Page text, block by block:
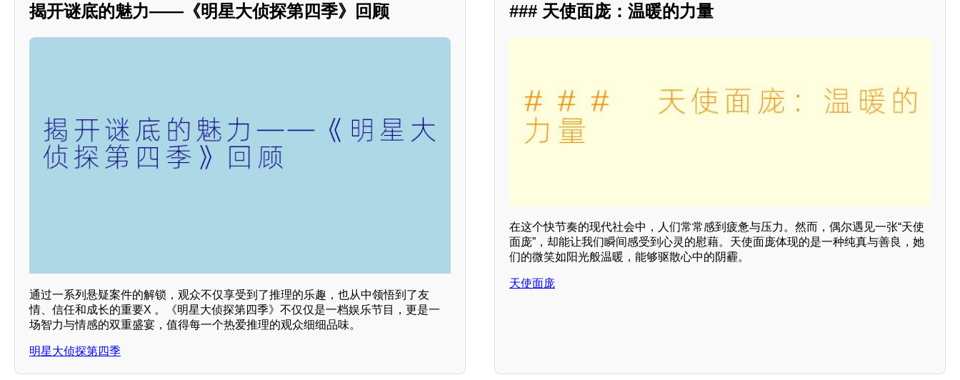
揭开谜底的魅力——《明星大侦探第四季》回顾
通过一系列悬疑案件的解锁，观众不仅享受到了推理的乐趣，也从中领悟到了友
情、信任和成长的重要X 。《明星大侦探第四季》不仅仅是一档娱乐节目，更是一
场智力与情感的双重盛宴，值得每一个热爱推理的观众细细品味。
明星大侦探第四季
### 天使面庞：温暖的力量
在这个快节奏的现代社会中，人们常常感到疲惫与压力。然而，偶尔遇见一张“天使
面庞”，却能让我们瞬间感受到心灵的慰藉。天使面庞体现的是一种纯真与善良，她
们的微笑如阳光般温暖，能够驱散心中的阴霾。
天使面庞